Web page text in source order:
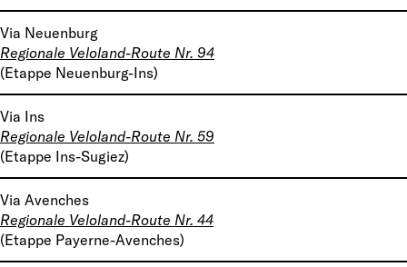
Via Neuenburg
Regionale Veloland-Route Nr. 94
(Etappe Neuenburg-Ins)
Via Ins
Regionale Veloland-Route Nr. 59
(Etappe Ins-Sugiez)
Via Avenches
Regionale Veloland-Route Nr. 44
(Etappe Payerne-Avenches)